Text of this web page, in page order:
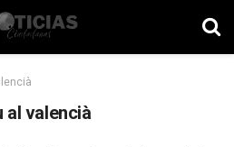
al valencià